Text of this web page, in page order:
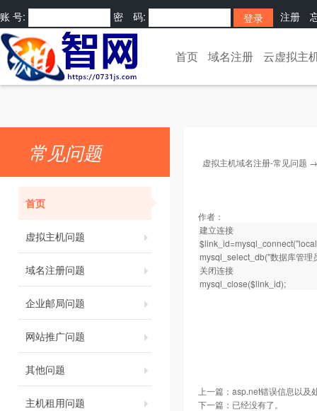
账 号: 密 码: 注册
[] 首页 域名注册 云虚拟主
常见问题
首页
虚拟主机问题
域名注册问题
企业邮局问题
网站推广问题
其他问题
主机租用问题
虚拟主机域名注册-常见问题
作者：
建立连接
mysql_select_db("数据库管理
关闭连接
mysql_close($link_id);
上一篇： asp.net错误信息以及
下一篇：已经没有了。